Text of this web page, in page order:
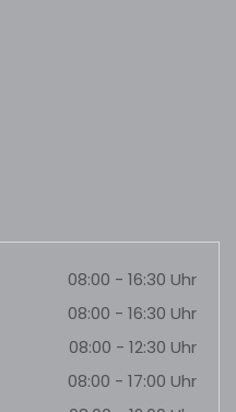
08:00 - 16:30 Uhr
08:00 - 16:30 Uhr
08:00 - 12:30 Uhr
08:00 - 17:00 Uhr